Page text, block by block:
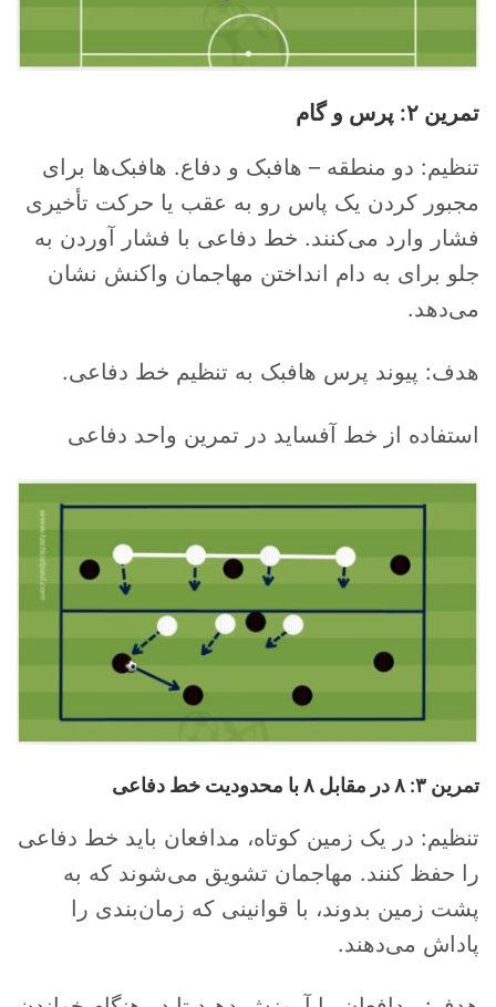
تمرین ۲: پرس و گام
تنظیم: دو منطقه – هافبک و دفاع. هافبک‌ها برای
مجبور کردن یک پاس رو به عقب یا حرکت تأخیری
فشار وارد می‌کنند. خط دفاعی با فشار آوردن به
جلو برای به دام انداختن مهاجمان واکنش نشان
می‌دهد.
هدف: پیوند پرس هافبک به تنظیم خط دفاعی.
استفاده از خط آفساید در تمرین واحد دفاعی
تمرین ۳: ۸ در مقابل ۸ با محدودیت خط دفاعی
تنظیم: در یک زمین کوتاه، مدافعان باید خط دفاعی
را حفظ کنند. مهاجمان تشویق می‌شوند که به
پشت زمین بدوند، با قوانینی که زمان‌بندی را
پاداش می‌دهند.